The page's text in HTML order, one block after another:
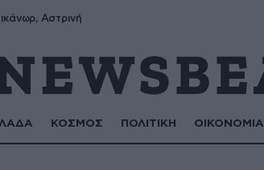
Αστρινή
ΚΟΣΜΟΣ ΠΟΛΙΤΙΚΗ ΟΙΚΟΝΟΜΙΑ